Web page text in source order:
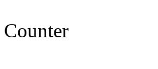
Counter